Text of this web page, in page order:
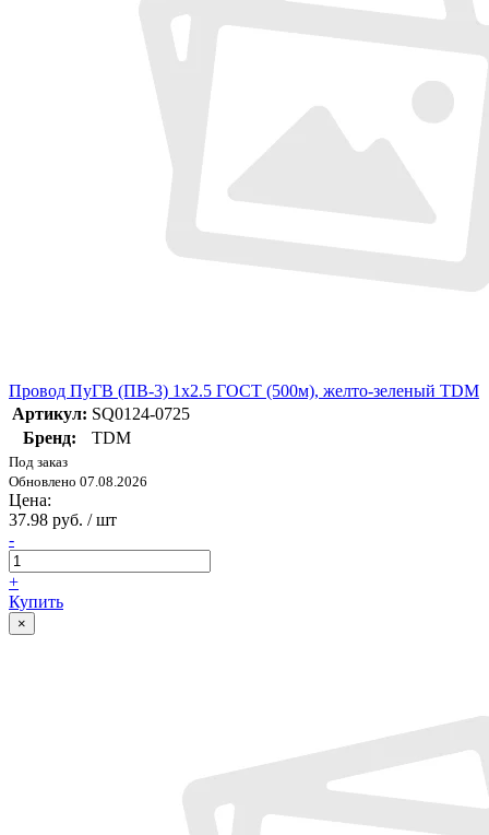
Провод ПуГВ (ПВ-3) 1х2.5 ГОСТ (500м), желто-зеленый TDM
Артикул: SQ0124-0725
Бренд:
TDM
Под заказ
Обновлено 07.08.2026
Цена:
37.98 руб. / шт
-
+
Купить
×